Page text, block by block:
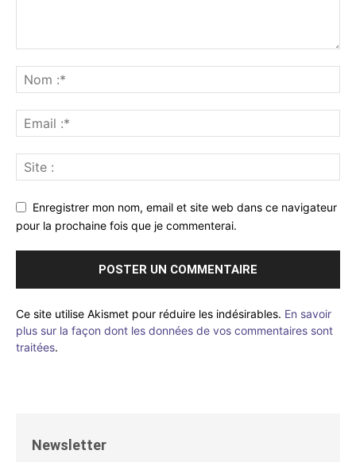
Enregistrer mon nom, email et site web dans ce navigateur
pour la prochaine fois que je commenterai.
Ce site utilise Akismet pour réduire les indésirables. En savoir
plus sur la façon dont les données de vos commentaires sont
traitées.
Newsletter